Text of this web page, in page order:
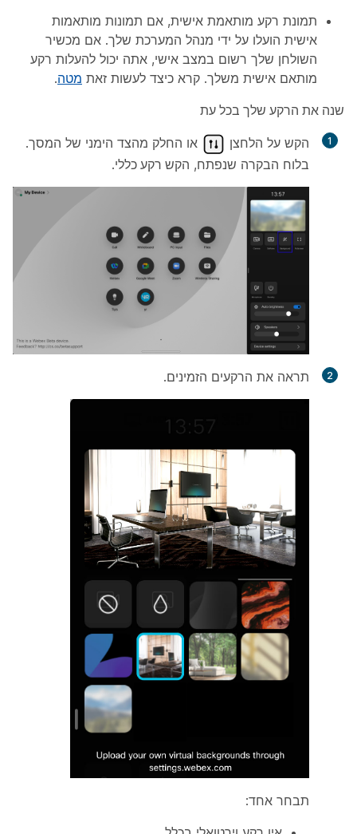
תמונת רקע מותאמת אישית, אם תמונות מותאמות
אישית הועלו על ידי מנהל המערכת שלך. אם מכשיר
השולחן שלך רשום במצב אישי, אתה יכול להעלות רקע
מותאם אישית משלך. קרא כיצד לעשות זאת מטה.
שנה את הרקע שלך בכל עת
הקש על הלחצן
או החלק מהצד הימני של המסך.
בלוח הבקרה שנפתח, הקש רקע כללי.
תראה את הרקעים הזמינים.
תבחר אחד: